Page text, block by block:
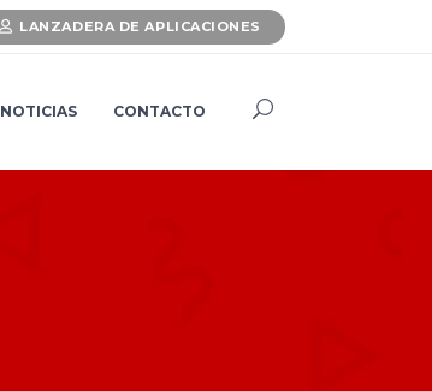
LANZADERA DE APLICACIONES
NOTICIAS CONTACTO